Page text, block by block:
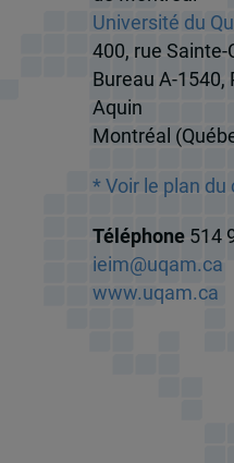
Université du
400, rue
Bureau A-1540,
Aquin
Montréal
* Voir le plan du
Téléphone 514
ieim@uqam.ca
www.uqam.ca